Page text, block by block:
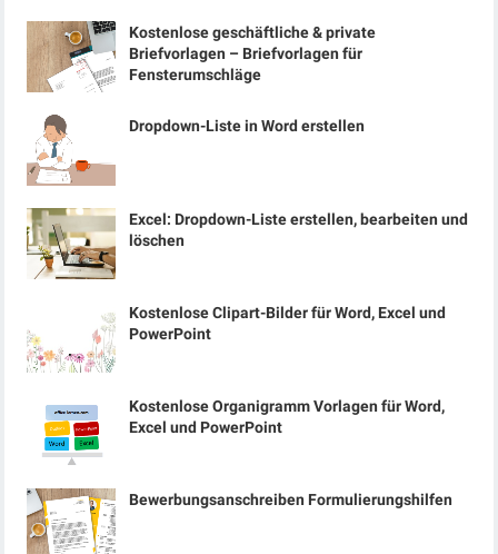
Kostenlose geschäftliche & private
Briefvorlagen – Briefvorlagen für
Fensterumschläge
Dropdown-Liste in Word erstellen
Excel: Dropdown-Liste erstellen, bearbeiten und
löschen
Kostenlose Clipart-Bilder für Word, Excel und
PowerPoint
Kostenlose Organigramm Vorlagen für Word,
Excel und PowerPoint
Bewerbungsanschreiben Formulierungshilfen